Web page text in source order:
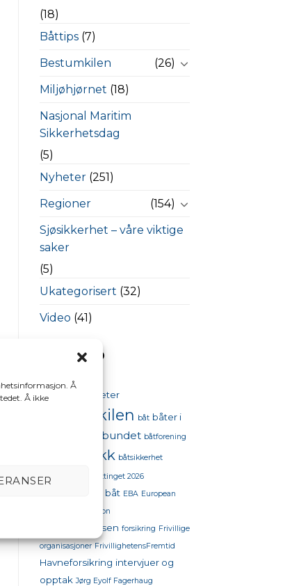
Å
Å ikke
(18)
Båttips(7)
Bestumkilen
(26)
Miljøhjørnet (18)
Nasjonal Maritim
Sikkerhetsdag
(5)
Nyheter(251)
Regioner
(154)
Sjøsikkerhet – våre viktige
saker
(5)
Ukategorisert (32)
Video (41)
STIKKORD
98 oktan aktiviteter
bestumkilen båt båter i
båtforbundet båtforening
båtpolitikk båtsikkerhet
båttinget båttinget 2026
drivstoffpriser båt EBA European
Boating Association
flytekonferansen forsikring Frivillige
organisasjoner FrivillighetensFremtid
Havneforsikring intervjuer og
opptak Jørg Eyolf Fagerhaug